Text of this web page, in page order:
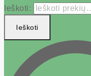
Ieškoti:
Ieškoti